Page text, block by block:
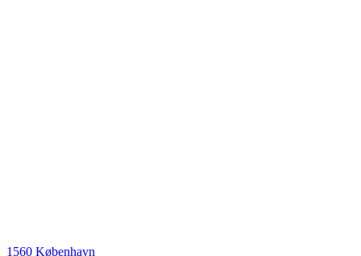
1560 København